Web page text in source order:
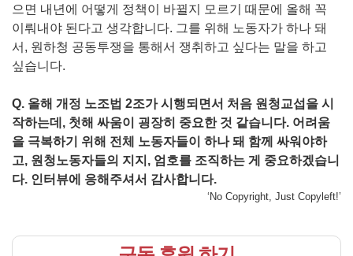
으면 내년에 어떻게 정책이 바뀔지 모르기 때문에 올해 꼭
이뤄내야 된다고 생각합니다. 그를 위해 노동자가 하나 돼
서, 원하청 공동투쟁을 통해서 쟁취하고 싶다는 말을 하고
싶습니다.
Q. 올해 개정 노조법 2조가 시행되면서 처음 원청교섭을 시
작하는데, 첫해 싸움이 굉장히 중요한 것 같습니다. 어려움
을 극복하기 위해 전체 노동자들이 하나 돼 함께 싸워야하
고, 원청노동자들의 지지, 엄호를 조직하는 게 중요하겠습니
다. 인터뷰에 응해주셔서 감사합니다.
‘No Copyright, Just Copyleft!’